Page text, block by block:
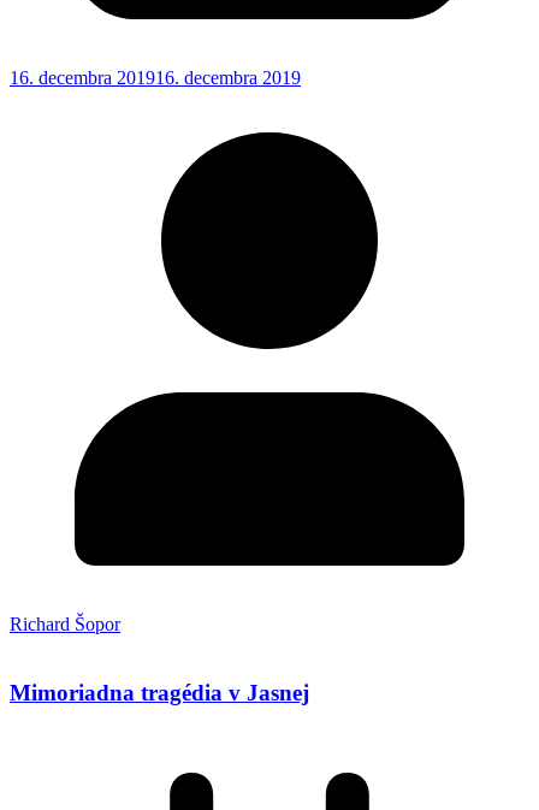
16. decembra 201916. decembra 2019
Richard Šopor
Mimoriadna tragédia v Jasnej